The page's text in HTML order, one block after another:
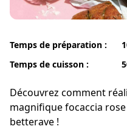
Temps de préparation :
Temps de cuisson :
Découvrez comment
magnifique focaccia
betterave !